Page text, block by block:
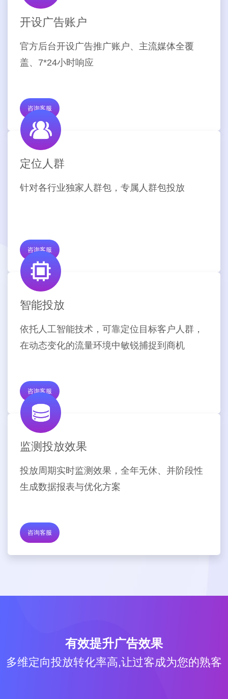
开设广告账户
官方后台开设广告推广账户、主流媒体全覆
盖、7*24小时响应
咨询客服
定位人群
针对各行业独家人群包，专属人群包投放
咨询客服
智能投放
依托人工智能技术，可靠定位目标客户人群，
在动态变化的流量环境中敏锐捕捉到商机
咨询客服
监测投放效果
投放周期实时监测效果，全年无休、并阶段性
生成数据报表与优化方案
咨询客服
有效提升广告效果
多维定向投放转化率高,让过客成为您的熟客